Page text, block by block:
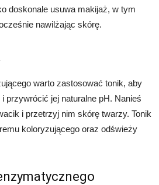
doskonale usuwa makijaż, w tym
nawilżając skórę.
warto zastosować tonik, aby
przywrócić jej naturalne pH. Nanieś
i przetrzyj nim skórę twarzy. Tonik
koloryzującego oraz odświeży